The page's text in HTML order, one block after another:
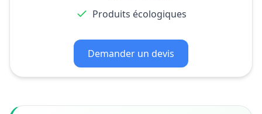
Produits écologiques
Demander un devis